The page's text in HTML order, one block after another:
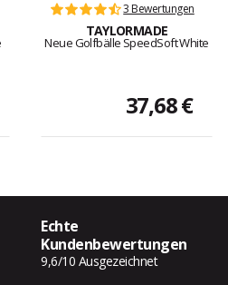
3 Bewertungen
TAYLORMADE
Neue Golfbälle SpeedSoft White
37,68 €
Echte
Kundenbewertungen
9,6/10 Ausgezeichnet